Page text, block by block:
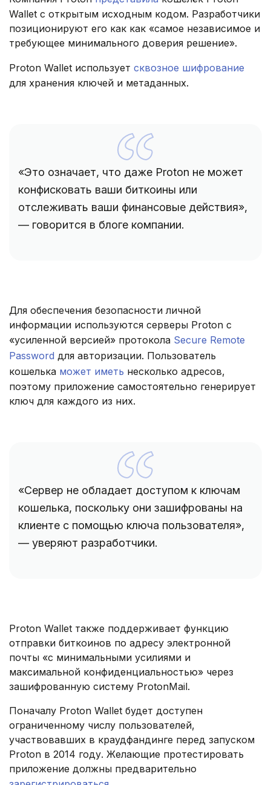
Wallet c открытым исходным кодом. Разработчики
позиционируют его как как «самое независимое и
требующее минимального доверия решение».
Proton Wallet использует сквозное шифрование
для хранения ключей и метаданных.
«Это означает, что даже Proton не может
конфисковать ваши биткоины или
отслеживать ваши финансовые действия»,
— говорится в блоге компании.
Для обеспечения безопасности личной
информации используются серверы Proton с
«усиленной версией» протокола Secure Remote
Password для авторизации. Пользователь
кошелька может иметь несколько адресов,
поэтому приложение самостоятельно генерирует
ключ для каждого из них.
«Сервер не обладает доступом к ключам
кошелька, поскольку они зашифрованы на
клиенте с помощью ключа пользователя»,
— уверяют разработчики.
Proton Wallet также поддерживает функцию
отправки биткоинов по адресу электронной
почты «с минимальными усилиями и
максимальной конфиденциальностью» через
зашифрованную систему ProtonMail.
Поначалу Proton Wallet будет доступен
ограниченному числу пользователей,
участвовавших в краудфандинге перед запуском
Proton в 2014 году. Желающие протестировать
приложение должны предварительно